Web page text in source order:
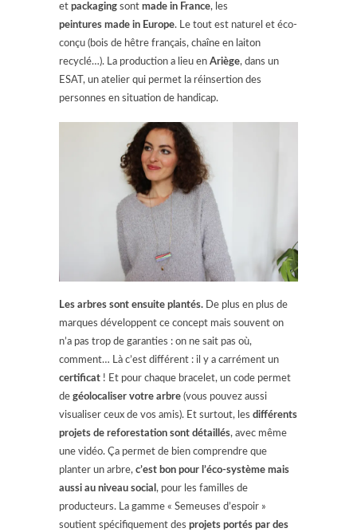
et packaging sont made in France, les
peintures made in Europe. Le tout est naturel et éco-
conçu (bois de hêtre français, chaîne en laiton
recyclé…). La production a lieu en Ariège, dans un
ESAT, un atelier qui permet la réinsertion des
personnes en situation de handicap.
Les arbres sont ensuite plantés. De plus en plus de
marques développent ce concept mais souvent on
n’a pas trop de garanties : on ne sait pas où,
comment… Là c’est différent : il y a carrément un
certificat ! Et pour chaque bracelet, un code permet
de géolocaliser votre arbre (vous pouvez aussi
visualiser ceux de vos amis). Et surtout, les différents
projets de reforestation sont détaillés, avec même
une vidéo. Ça permet de bien comprendre que
planter un arbre, c’est bon pour l’éco-système mais
aussi au niveau social , pour les familles de
producteurs. La gamme « Semeuses d’espoir »
soutient spécifiquement des projets portés par des